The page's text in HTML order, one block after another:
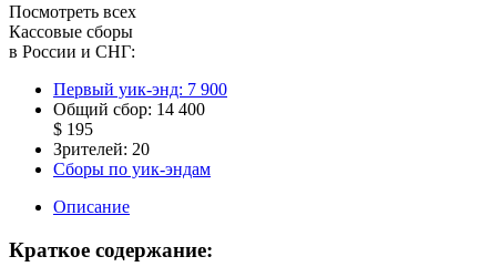
Посмотреть всех
Кассовые сборы
в России и СНГ:
Первый уик-энд: 7 900
Общий сбор: 14 400
$ 195
Зрителей: 20
Сборы по уик-эндам
Описание
Краткое содержание: